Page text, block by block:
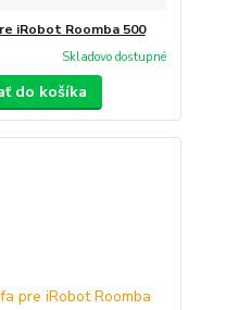
iRobot Roomba 500
Skladovo dostupné
do košíka